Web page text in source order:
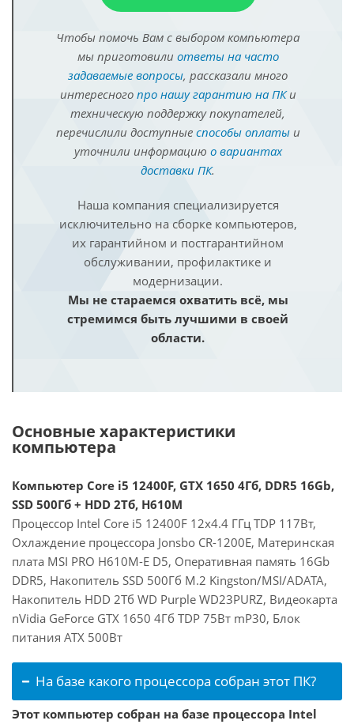
Чтобы помочь Вам с выбором компьютера
мы приготовили ответы на часто
задаваемые вопросы, рассказали много
интересного про нашу гарантию на ПКи
техническую поддержку покупателей,
перечислили доступные способы оплатыи
уточнили информацию о вариантах
доставки ПК.
Наша компания специализируется
исключительно на сборке компьютеров,
их гарантийном и постгарантийном
обслуживании, профилактике и
модернизации.
Мы не стараемся охватить всё, мы
стремимся быть лучшими в своей
области.
Основные характеристики
компьютера
Компьютер Core i5 12400F, GTX 1650 4Гб, DDR5 16Gb,
SSD 500Гб + HDD 2Тб, H610M
Процессор Intel Core i5 12400F 12x4.4 ГГц TDP 117Вт,
Охлаждение процессора Jonsbo CR-1200E, Материнская
плата MSI PRO H610M-E D5, Оперативная память 16Gb
DDR5, Накопитель SSD 500Гб M.2 Kingston/MSI/ADATA,
Накопитель HDD 2Тб WD Purple WD23PURZ, Видеокарта
nVidia GeForce GTX 1650 4Гб TDP 75Вт mP30, Блок
питания ATX 500Вт
На базе какого процессора собран этот ПК?
Этот компьютер собран на базе процессора Intel